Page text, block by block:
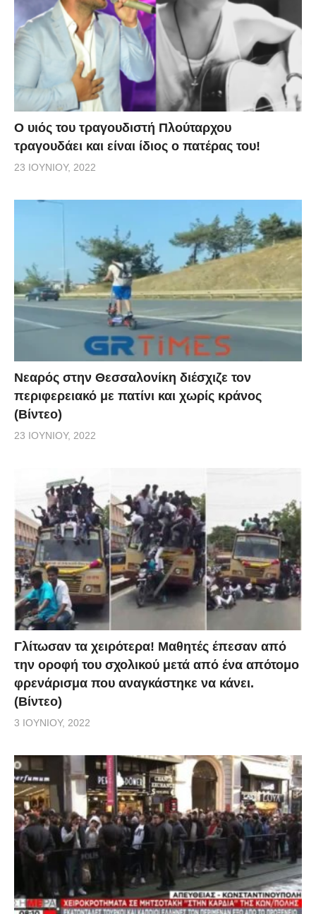
O υιός του τραγουδιστή Πλούταρχου
τραγουδάει και είναι ίδιος ο πατέρας του!
23 ΙΟΥΝΊΟΥ, 2022
Νεαρός στην Θεσσαλονίκη διέσχιζε τον
περιφερειακό με πατίνι και χωρίς κράνος
(Βίντεο)
23 ΙΟΥΝΊΟΥ, 2022
Γλίτωσαν τα χειρότερα! Μαθητές έπεσαν από
την οροφή του σχολικού μετά από ένα απότομο
φρενάρισμα που αναγκάστηκε να κάνει.
(Βίντεο)
3 ΙΟΥΝΊΟΥ, 2022